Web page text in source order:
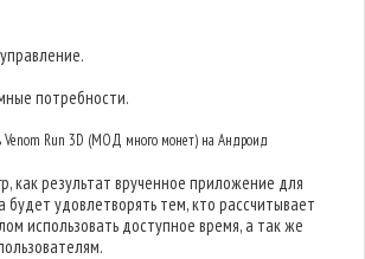
потребности.
Venom Run 3D (МОД много монет) на Андроид
как результат врученное приложение для
будет удовлетворять тем, кто рассчитывает
использовать доступное время, а так же